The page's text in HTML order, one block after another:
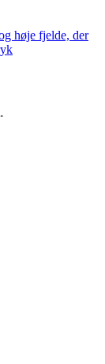
høje fjelde, der